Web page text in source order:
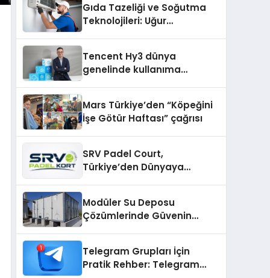
şunları kaydetti:
Gıda Tazeliği ve Soğutma
Teknolojileri: Uğur
Tencent Hy3 dünya
genelinde kullanıma
Mars Türkiye’den “Köpeğini
İşe Götür Haftası” çağrısı
SRV Padel Court,
Türkiye’den Dünyaya
Modüler Su Deposu
Çözümlerinde Güvenin
Telegram Grupları İçin
Pratik Rehber: Telegram